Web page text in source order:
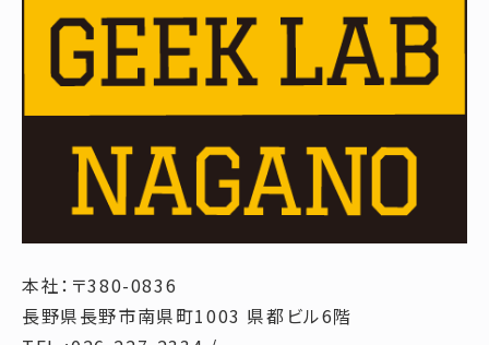
本社：〒380-0836
長野県長野市南県町1003 県都ビル6階